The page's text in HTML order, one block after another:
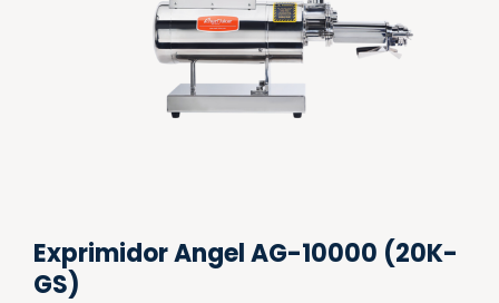
Exprimidor Angel AG-10000 (20K-
GS)